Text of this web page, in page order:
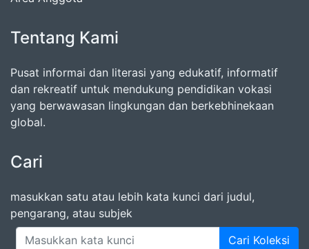
Tentang Kami
Pusat informai dan literasi yang edukatif, informatif
dan rekreatif untuk mendukung pendidikan vokasi
yang berwawasan lingkungan dan berkebhinekaan
global.
Cari
masukkan satu atau lebih kata kunci dari judul,
pengarang, atau subjek
Cari Koleksi